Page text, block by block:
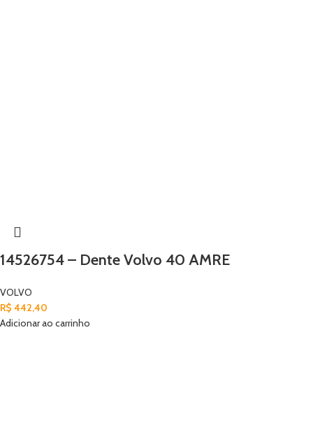
14526754 – Dente Volvo 40 AMRE
VOLVO
R$ 442,40
Adicionar ao carrinho